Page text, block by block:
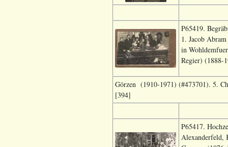
P65419.
1. Jacob
in
Regier) (1888-
Görzen (1910-1971) (#473701). 5.
[394]
P65417.
Alexanderfeld,